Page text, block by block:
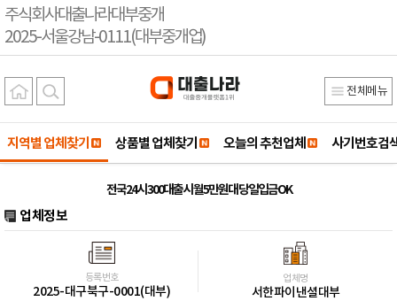
주식회사대출나라대부중개
2025-서울강남-0111(대부중개업)
전체메뉴
지역별 업체찾기 상품별 업체찾기 오늘의 추천업체 사기번호검
전국24시 300대출시 월5만원대 당일입금OK
업체정보
등록번호
2025-대구북구-0001(대부)
업체명
서한파이낸셜대부